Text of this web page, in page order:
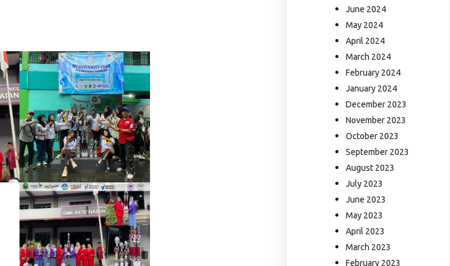
June 2024
May 2024
April 2024
March 2024
February 2024
January 2024
December 2023
November 2023
October 2023
September 2023
August 2023
July 2023
June 2023
May 2023
April 2023
March 2023
February 2023